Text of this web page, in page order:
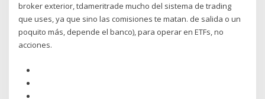
broker exterior, tdameritrade mucho del sistema de trading
que uses, ya que sino las comisiones te matan. de salida o un
poquito más, depende el banco), para operar en ETFs, no
acciones.